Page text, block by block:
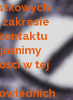
w tej